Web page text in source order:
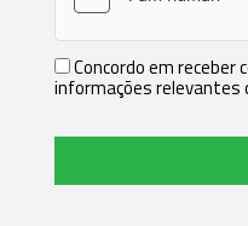
Concordo em receber
informações relevantes